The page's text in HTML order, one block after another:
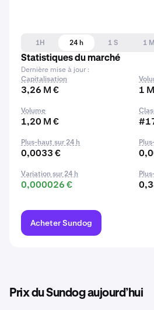
1H 24 h 1 S 1 M
Statistiques du marché
Dernière mise à jour :
Capitalisation
3,26 M € 1
Volume
1,20 M €
Plus-haut sur 24 h
0,0033 €
Variation sur 24 h
0,000026 €
Acheter Sundog
Prix du Sundog aujourd’hui